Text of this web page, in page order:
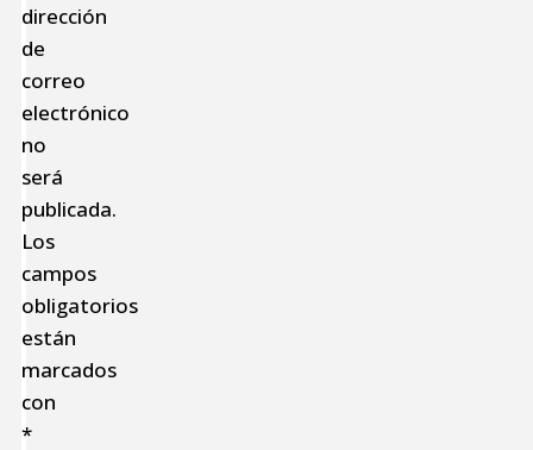
dirección
de
correo
electrónico
no
será
publicada.
Los
campos
obligatorios
están
marcados
con
*